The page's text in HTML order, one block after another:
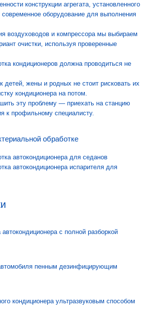
конструкции агрегата, установленного
оборудование для выполнения
воздуховодов и компрессора мы выбираем
очистки, используя проверенные
кондиционеров должна проводиться не
детей, жены и родных не стоит рисковать их
кондиционера на потом.
эту проблему — приехать на станцию
к профильному специалисту.
обработке
автокондиционера для седанов
автокондиционера испарителя для
c полной разборкой
пенным дезинфицирующим
кондиционера ультразвуковым способом